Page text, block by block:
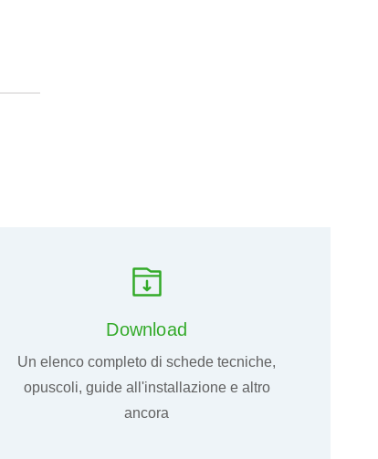
Download
Un elenco completo di schede tecniche,
opuscoli, guide all'installazione e altro
ancora